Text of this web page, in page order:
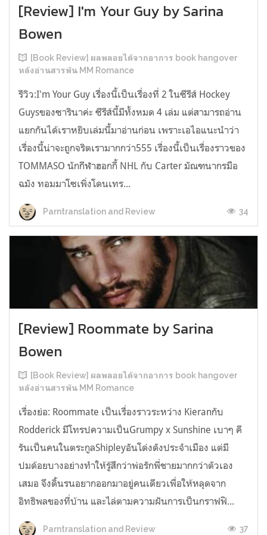
[Review] I'm Your Guy by Sarina
Bowen
[Book Review] ผลพลอยได้จากอาการ book hangover
หลังอ่านสารพัน MM Romance
รีวิว:I'm Your Guy เรื่องนี้เป็นเรื่องที่ 2 ในซีรีส์ Hockey
Guysของซารินาค่ะ ซีรีส์นี้มีทั้งหมด 4 เล่ม แต่สามารถอ่าน
แยกกันได้เราหยิบเล่มนี้มาอ่านก่อน เพราะเอไอแนะนำว่า
เรื่องนี้น่าจะถูกจริตเรามากกว่า555 เรื่องนี้เป็นเรื่องราวของ
TOMMASO นักกีฬาฮอกกี้ NHL กับ Carter มัณฑนากรมือ
ฉมัง ทอมมาโซเพิ่งโดนเทร...
Parntranslation and Review 34
[Review] Roommate by Sarina
Bowen
[Book Review] ผลพลอยได้จากอาการ book hangover
หลังอ่านสารพัน MM Romance
เรื่องย่อ: Roommate เป็นเรื่องราวระหว่าง Kieranกับ
Rodderick มีโทรปความเป็นGrumpy x Sunshine เบาๆ คี
รันเป็นคนในตระกูลShipleyอันโด่งดังประจำเมือง แต่มี
ปมด้อยบางอย่างทำให้รู้สึกว่าพ่อรักพี่ชายมากกว่าตัวเอง
เสมอ จึงดิ้นรนอยากออกมาอยู่คนเดียวเพื่อให้หลุดจาก
อิทธิพลของที่บ้าน และไล่ตามความฝันการเป็นกราฟฟิ...
Parntranslation and Review 37